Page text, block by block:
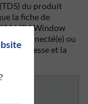
du produit
la fiche de
HR4 Window
connecté(e) ou
intéresse et la